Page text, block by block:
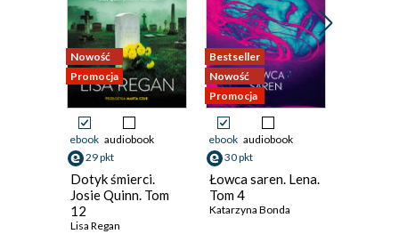
Nowość
Promocja
ebook audiobook
29 pkt
Dotyk śmierci.
Josie Quinn. Tom
12
Lisa Regan
Bestseller
Nowość
Promocja
ebook audiobook
30 pkt
Łowca saren. Lena.
Tom 4
Katarzyna Bonda